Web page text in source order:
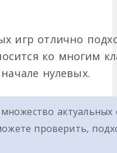
игр отлично
ко многим
нулевых.
актуальных
проверить,